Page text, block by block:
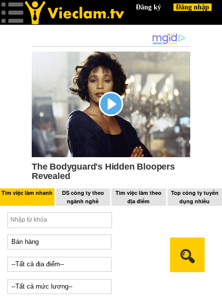
Tìm việc làm nhanh
DS công ty theo
ngành nghề
Tìm việc làm theo
địa điểm
Top công ty tuyển
dụng nhiều